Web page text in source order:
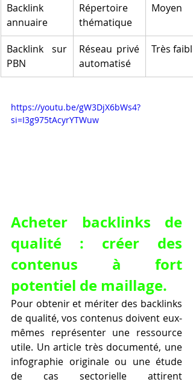
Backlink
annuaire
Répertoire
thématique
Moyen
Backlink sur
PBN
Réseau privé
automatisé
Très faible
https://youtu.be/gW3DjX6bWs4?
si=I3g975tAcyrYTWuw
Acheter backlinks de
qualité : créer des
contenus à fort
potentiel de maillage.
Pour obtenir et mériter des backlinks
de qualité, vos contenus doivent eux-
mêmes représenter une ressource
utile. Un article très documenté, une
infographie originale ou une étude
de cas sectorielle attirent